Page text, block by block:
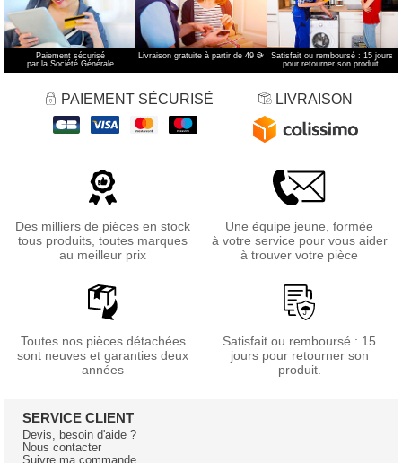
Paiement sécurisé
par la Société Générale
Livraison gratuite à partir de 49 €*
Satisfait ou remboursé : 15 jours
pour retourner son produit.
PAIEMENT SÉCURISÉ LIVRAISON
Des milliers de pièces en stock
tous produits, toutes marques
au meilleur prix
Une équipe jeune, formée
à votre service pour vous aider
à trouver votre pièce
Toutes nos pièces détachées
sont neuves et garanties deux
années
Satisfait ou remboursé : 15
jours pour retourner son
produit.
SERVICE CLIENT
Devis, besoin d'aide ?
Nous contacter
Suivre ma commande